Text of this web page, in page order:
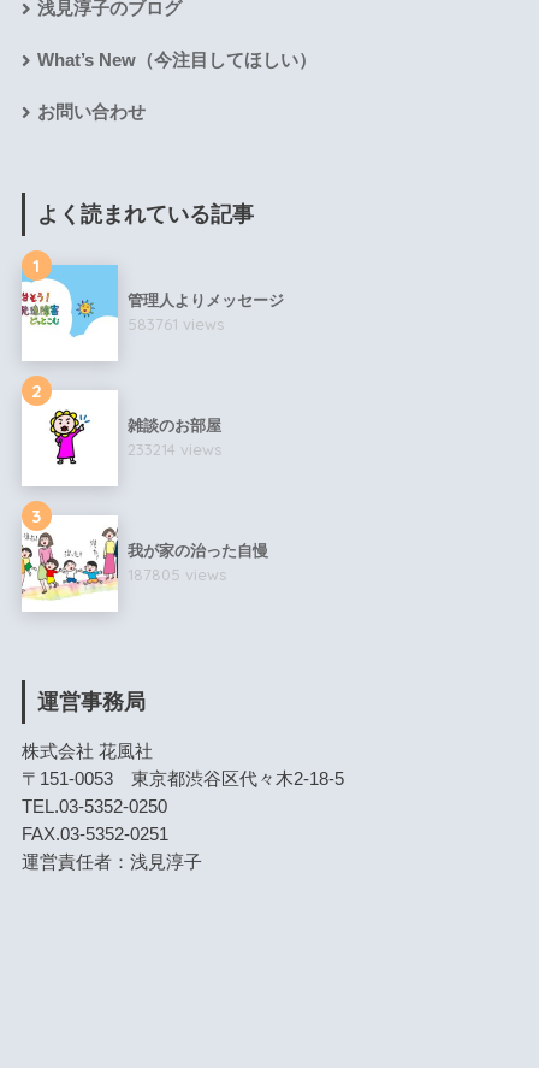
浅見淳子のブログ
What’s New（今注目してほしい）
お問い合わせ
よく読まれている記事
1
管理人よりメッセージ
583761 views
2
雑談のお部屋
233214 views
3
我が家の治った自慢
187805 views
運営事務局
株式会社 花風社
〒151-0053 東京都渋谷区代々木2-18-5
TEL.03-5352-0250
FAX.03-5352-0251
運営責任者：浅見淳子